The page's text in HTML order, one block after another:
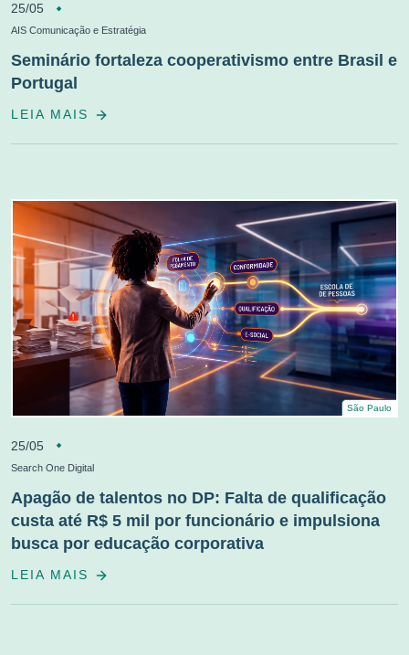
25/05
AIS Comunicação e Estratégia
Seminário fortaleza cooperativismo entre Brasil e
Portugal
LEIA MAIS
São Paulo
25/05
Search One Digital
Apagão de talentos no DP: Falta de qualificação
custa até R$ 5 mil por funcionário e impulsiona
busca por educação corporativa
LEIA MAIS